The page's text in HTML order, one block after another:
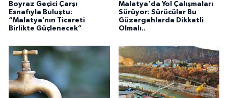
Boyraz Geçici Çarşı
Esnafıyla Buluştu:
“Malatya’nın Ticareti
Birlikte Güçlenecek”
Malatya'da Yol Çalışmaları
Sürüyor: Sürücüler Bu
Güzergahlarda Dikkatli
Olmalı..